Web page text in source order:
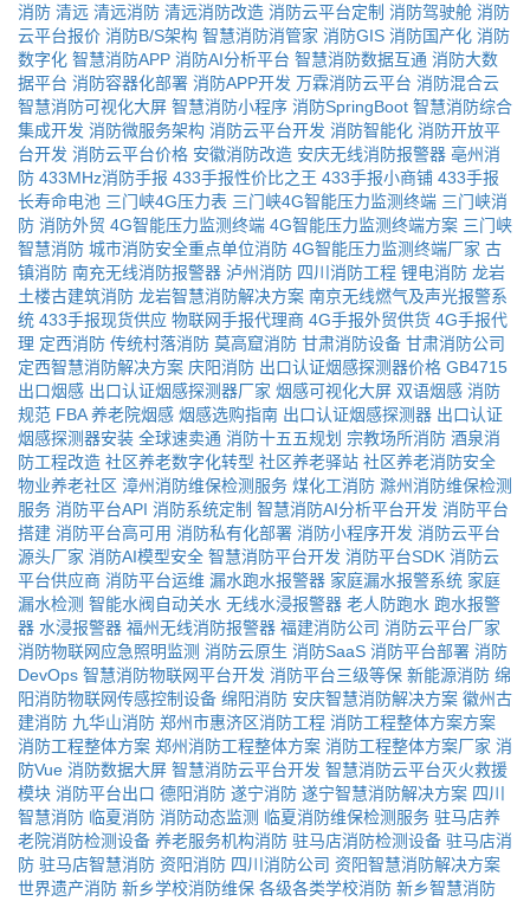
消防 清远 清远消防 清远消防改造 消防云平台定制 消防驾驶舱 消防
云平台报价 消防B/S架构 智慧消防消管家 消防GIS 消防国产化 消防
数字化 智慧消防APP 消防AI分析平台 智慧消防数据互通 消防大数
据平台 消防容器化部署 消防APP开发 万霖消防云平台 消防混合云
智慧消防可视化大屏 智慧消防小程序 消防SpringBoot 智慧消防综合
集成开发 消防微服务架构 消防云平台开发 消防智能化 消防开放平
台开发 消防云平台价格 安徽消防改造 安庆无线消防报警器 亳州消
防 433MHz消防手报 433手报性价比之王 433手报小商铺 433手报
长寿命电池 三门峡4G压力表 三门峡4G智能压力监测终端 三门峡消
防 消防外贸 4G智能压力监测终端 4G智能压力监测终端方案 三门峡
智慧消防 城市消防安全重点单位消防 4G智能压力监测终端厂家 古
镇消防 南充无线消防报警器 泸州消防 四川消防工程 锂电消防 龙岩
土楼古建筑消防 龙岩智慧消防解决方案 南京无线燃气及声光报警系
统 433手报现货供应 物联网手报代理商 4G手报外贸供货 4G手报代
理 定西消防 传统村落消防 莫高窟消防 甘肃消防设备 甘肃消防公司
定西智慧消防解决方案 庆阳消防 出口认证烟感探测器价格 GB4715
出口烟感 出口认证烟感探测器厂家 烟感可视化大屏 双语烟感 消防
规范 FBA 养老院烟感 烟感选购指南 出口认证烟感探测器 出口认证
烟感探测器安装 全球速卖通 消防十五五规划 宗教场所消防 酒泉消
防工程改造 社区养老数字化转型 社区养老驿站 社区养老消防安全
物业养老社区 漳州消防维保检测服务 煤化工消防 滁州消防维保检测
服务 消防平台API 消防系统定制 智慧消防AI分析平台开发 消防平台
搭建 消防平台高可用 消防私有化部署 消防小程序开发 消防云平台
源头厂家 消防AI模型安全 智慧消防平台开发 消防平台SDK 消防云
平台供应商 消防平台运维 漏水跑水报警器 家庭漏水报警系统 家庭
漏水检测 智能水阀自动关水 无线水浸报警器 老人防跑水 跑水报警
器 水浸报警器 福州无线消防报警器 福建消防公司 消防云平台厂家
消防物联网应急照明监测 消防云原生 消防SaaS 消防平台部署 消防
DevOps 智慧消防物联网平台开发 消防平台三级等保 新能源消防 绵
阳消防物联网传感控制设备 绵阳消防 安庆智慧消防解决方案 徽州古
建消防 九华山消防 郑州市惠济区消防工程 消防工程整体方案方案
消防工程整体方案 郑州消防工程整体方案 消防工程整体方案厂家 消
防Vue 消防数据大屏 智慧消防云平台开发 智慧消防云平台灭火救援
模块 消防平台出口 德阳消防 遂宁消防 遂宁智慧消防解决方案 四川
智慧消防 临夏消防 消防动态监测 临夏消防维保检测服务 驻马店养
老院消防检测设备 养老服务机构消防 驻马店消防检测设备 驻马店消
防 驻马店智慧消防 资阳消防 四川消防公司 资阳智慧消防解决方案
世界遗产消防 新乡学校消防维保 各级各类学校消防 新乡智慧消防